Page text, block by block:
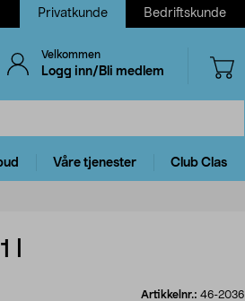
Privatkunde Bedriftskunde
Velkommen
Logg inn/Bli medlem
Våre tjenester Club Clas
Artikkelnr.: 46-2036